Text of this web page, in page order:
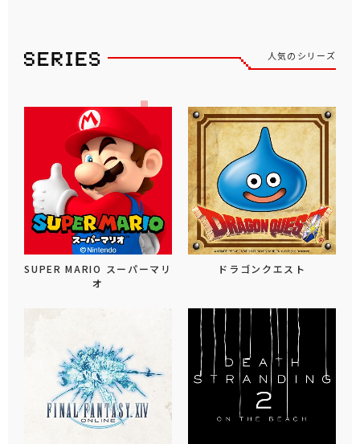
人気のシリーズ
SUPER MARIO スーパーマリ
オ
ドラゴンクエスト